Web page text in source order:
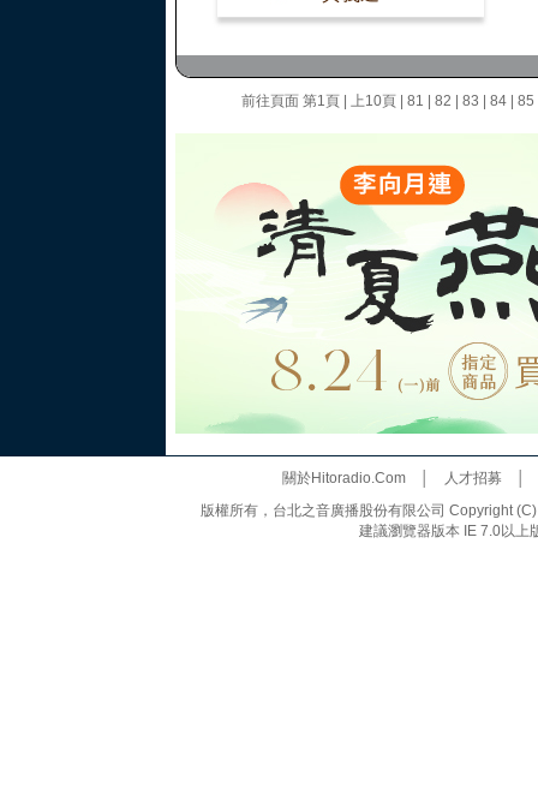
前往頁面 第1頁 上10頁 81 82 83 84 85
關於Hitoradio.Com│ 人才招募
版權所有，台北之音廣播股份有限公司 Copyright
建議瀏覽器版本 IE 7.0以上